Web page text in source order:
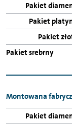
Montowana